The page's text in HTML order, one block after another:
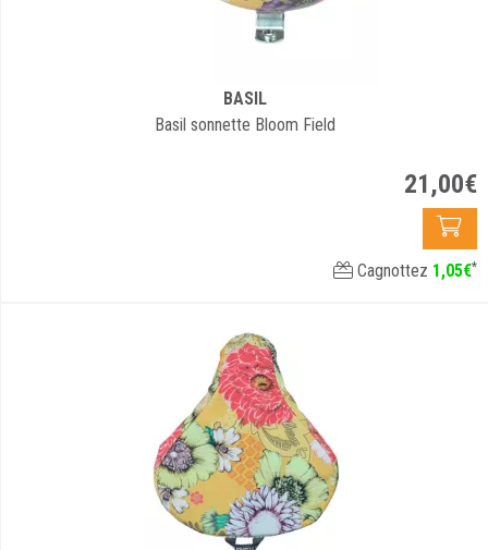
BASIL
Basil sonnette Bloom Field
21,00€
Cagnottez 1,05€*